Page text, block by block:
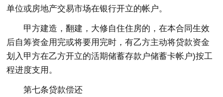
单位或房地产交易市场在银行开立的帐户。
甲方建造，翻建，大修自住住房的，在本合同生效
后自筹资金用完或将要用完时，有乙方主动将贷款资金
划入甲方在乙方开立的活期储蓄存款户储蓄卡帐户)按工
程进度支用。
第七条贷款偿还